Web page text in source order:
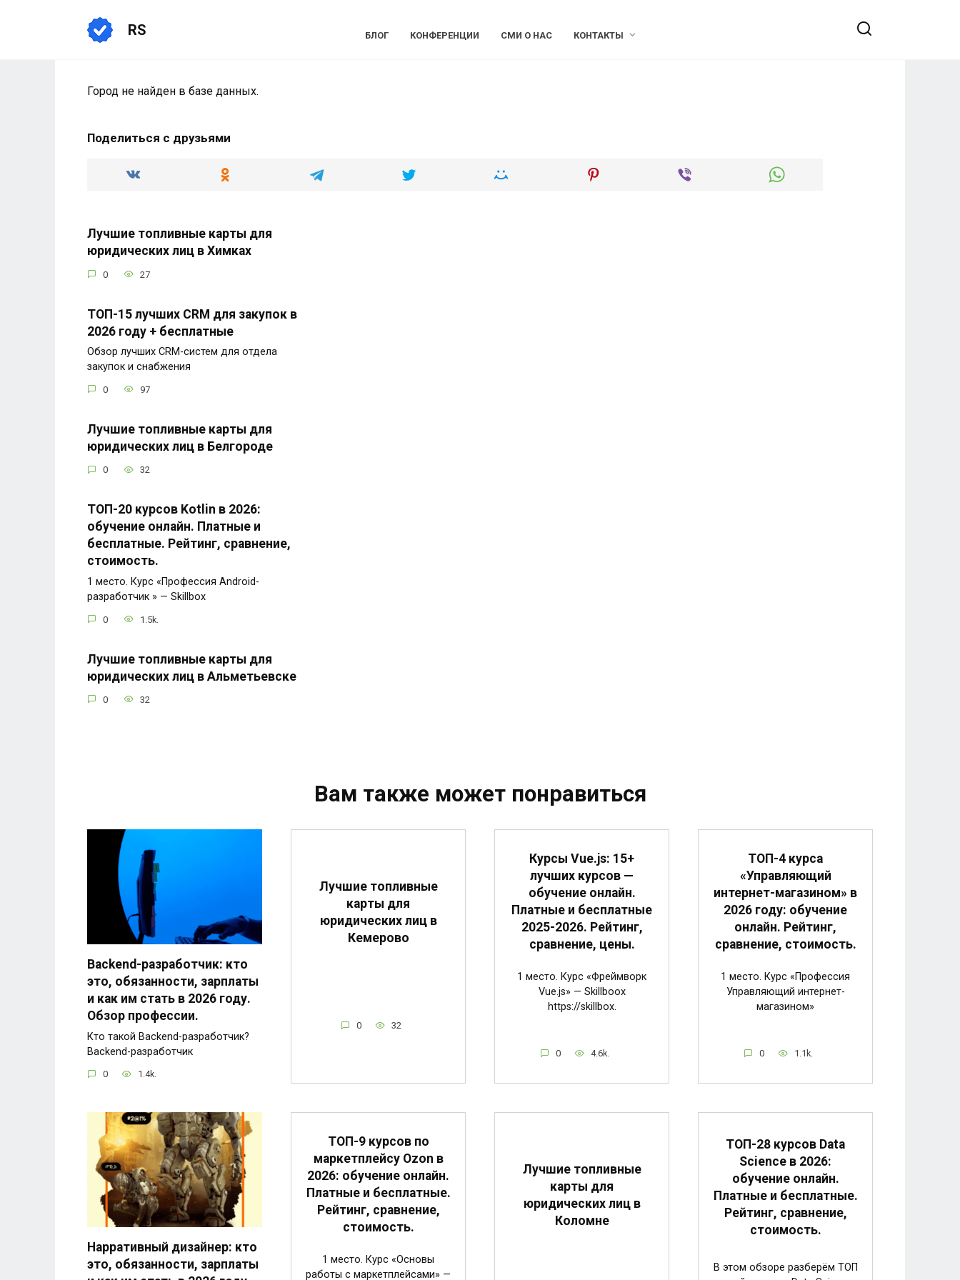
RS БЛОГ КОНФЕРЕНЦИИ СМИ О НАС КОНТАКТЫ
Город не найден в базе данных.
Поделиться с друзьями
Лучшие топливные карты для
юридических лиц в Химках
0 27
ТОП-15 лучших CRM для закупок в
2026 году + бесплатные
Обзор лучших CRM-систем для отдела
закупок и снабжения
0 97
Лучшие топливные карты для
юридических лиц в Белгороде
0 32
ТОП-20 курсов Kotlin в 2026:
обучение онлайн. Платные и
бесплатные. Рейтинг, сравнение,
стоимость.
1 место. Курс «Профессия Android-
разработчик » — Skillbox
0 1.5k.
Лучшие топливные карты для
юридических лиц в Альметьевске
0 32
Вам также может понравиться
Backend-разработчик: кто
это, обязанности, зарплаты
и как им стать в 2026 году.
Обзор профессии.
Кто такой Backend-разработчик?
Backend-разработчик
0 1.4k.
Лучшие топливные
карты для
юридических лиц в
Кемерово
0 32
Курсы Vue.js: 15+
лучших курсов —
обучение онлайн.
Платные и бесплатные
2025-2026. Рейтинг,
сравнение, цены.
1 место. Курс «Фреймворк
Vue.js» — Skillboox
https://skillbox.
0 4.6k.
ТОП-4 курса
«Управляющий
интернет-магазином» в
2026 году: обучение
онлайн. Рейтинг,
сравнение, стоимость.
1 место. Курс «Профессия
Управляющий интернет-
магазином»
0 1.1k.
Нарративный дизайнер: кто
это, обязанности, зарплаты
ТОП-9 курсов по
маркетплейсу Ozon в
2026: обучение онлайн.
Платные и бесплатные.
Рейтинг, сравнение,
стоимость.
1 место. Курс «Основы
работы с маркетплейсами» —
Лучшие топливные
карты для
юридических лиц в
Коломне
ТОП-28 курсов Data
Science в 2026:
обучение онлайн.
Платные и бесплатные.
Рейтинг, сравнение,
стоимость.
В этом обзоре разберём ТОП